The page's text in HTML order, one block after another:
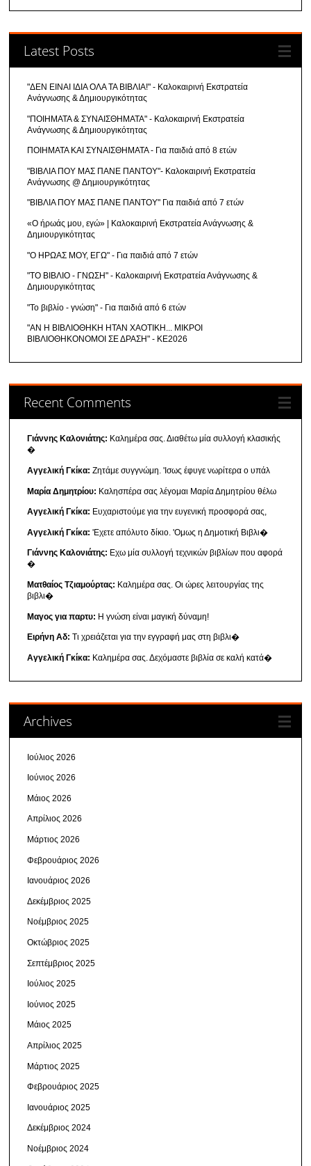
Latest Posts
"ΔΕΝ ΕΙΝΑΙ ΙΔΙΑ ΟΛΑ ΤΑ ΒΙΒΛΙΑ!" - Καλοκαιρινή Εκστρατεία
Ανάγνωσης & Δημιουργικότητας
"ΠΟΙΗΜΑΤΑ & ΣΥΝΑΙΣΘΗΜΑΤΑ" - Καλοκαιρινή Εκστρατεία
Ανάγνωσης & Δημιουργικότητας
ΠΟΙΗΜΑΤΑ ΚΑΙ ΣΥΝΑΙΣΘΗΜΑΤΑ - Για παιδιά από 8 ετών
"ΒΙΒΛΙΑ ΠΟΥ ΜΑΣ ΠΑΝΕ ΠΑΝΤΟΥ"- Καλοκαιρινή Εκστρατεία
Ανάγνωσης @ Δημιουργικότητας
"ΒΙΒΛΙΑ ΠΟΥ ΜΑΣ ΠΑΝΕ ΠΑΝΤΟΥ" Για παιδιά από 7 ετών
«Ο ήρωάς μου, εγώ» | Καλοκαιρινή Εκστρατεία Ανάγνωσης &
Δημιουργικότητας
"Ο ΗΡΩΑΣ ΜΟΥ, ΕΓΩ" - Για παιδιά από 7 ετών
"ΤΟ ΒΙΒΛΙΟ - ΓΝΩΣΗ" - Καλοκαιρινή Εκστρατεία Ανάγνωσης &
Δημιουργικότητας
"Το βιβλίο - γνώση" - Για παιδιά από 6 ετών
"ΑΝ Η ΒΙΒΛΙΟΘΗΚΗ ΗΤΑΝ ΧΑΟΤΙΚΗ... ΜΙΚΡΟΙ
ΒΙΒΛΙΟΘΗΚΟΝΟΜΟΙ ΣΕ ΔΡΑΣΗ" - ΚΕ2026
Recent Comments
Γιάννης Καλονιάτης: Καλημέρα σας. Διαθέτω μία συλλογή κλασικής
�
Αγγελική Γκίκα: Ζητάμε συγγνώμη. 'Ισως έφυγε νωρίτερα ο υπάλ
Μαρία Δημητρίου: Καλησπέρα σας λέγομαι Μαρία Δημητρίου θέλω
Αγγελική Γκίκα: Ευχαριστούμε για την ευγενική προσφορά σας,
Αγγελική Γκίκα: 'Εχετε απόλυτο δίκιο. 'Ομως η Δημοτική Βιβλι�
Γιάννης Καλονιάτης: Εχω μία συλλογή τεχνικών βιβλίων που αφορά
�
Ματθαίος Τζιαμούρτας: Καλημέρα σας. Οι ώρες λειτουργίας της
βιβλι�
Μαγος για παρτυ: Η γνώση είναι μαγική δύναμη!
Ειρήνη Αδ: Τι χρειάζεται για την εγγραφή μας στη βιβλι�
Αγγελική Γκίκα: Καλημέρα σας. Δεχόμαστε βιβλία σε καλή κατά�
Archives
Ιούλιος 2026
Ιούνιος 2026
Μάιος 2026
Απρίλιος 2026
Μάρτιος 2026
Φεβρουάριος 2026
Ιανουάριος 2026
Δεκέμβριος 2025
Νοέμβριος 2025
Οκτώβριος 2025
Σεπτέμβριος 2025
Ιούλιος 2025
Ιούνιος 2025
Μάιος 2025
Απρίλιος 2025
Μάρτιος 2025
Φεβρουάριος 2025
Ιανουάριος 2025
Δεκέμβριος 2024
Νοέμβριος 2024